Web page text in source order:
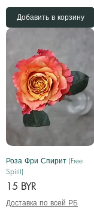
Добавить в корзину
Роза Фри Спирит (Free
Spirit)
Цена
15 BYR
Доставка по всей РБ